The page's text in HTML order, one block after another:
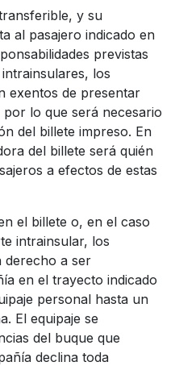
y su
al pasajero indicado en
previstas
los
exentos de presentar
lo que será necesario
del billete impreso. En
del billete será quién
a efectos de estas
el billete o, en el caso
intrainsular, los
derecho a ser
en el trayecto indicado
personal hasta un
El equipaje se
del buque que
declina toda